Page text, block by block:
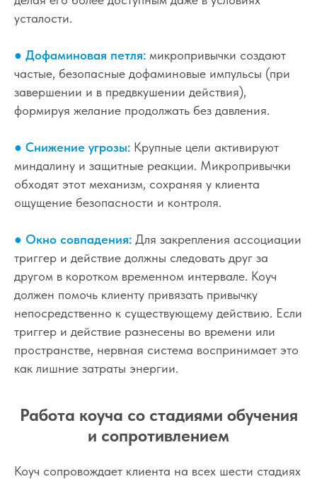
усталости.
● Дофаминовая петля: микропривычки создают
частые, безопасные дофаминовые импульсы (при
завершении и в предвкушении действия),
формируя желание продолжать без давления.
● Снижение угрозы: Крупные цели активируют
миндалину и защитные реакции. Микропривычки
обходят этот механизм, сохраняя у клиента
ощущение безопасности и контроля.
● Окно совпадения: Для закрепления ассоциации
триггер и действие должны следовать друг за
другом в коротком временном интервале. Коуч
должен помочь клиенту привязать привычку
непосредственно к существующему действию. Если
триггер и действие разнесены во времени или
пространстве, нервная система воспринимает это
как лишние затраты энергии.
Работа коуча со стадиями обучения
и сопротивлением
Коуч сопровождает клиента на всех шести стадиях